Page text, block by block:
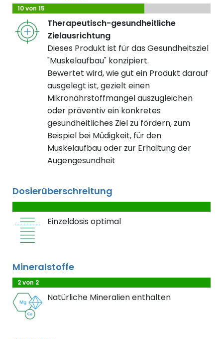
10 von 15
Therapeutisch-gesundheitliche
Zielausrichtung
Dieses Produkt ist für das Gesundheitsziel
"Muskelaufbau" konzipiert.
Bewertet wird, wie gut ein Produkt darauf
ausgelegt ist, gezielt einen
Mikronährstoffmangel auszugleichen
oder präventiv ein konkretes
gesundheitliches Ziel zu fördern, zum
Beispiel bei Müdigkeit, für den
Muskelaufbau oder zur Erhaltung der
Augengesundheit
Dosierüberschreitung
Einzeldosis optimal
Mineralstoffe
2 von 2
Natürliche Mineralien enthalten